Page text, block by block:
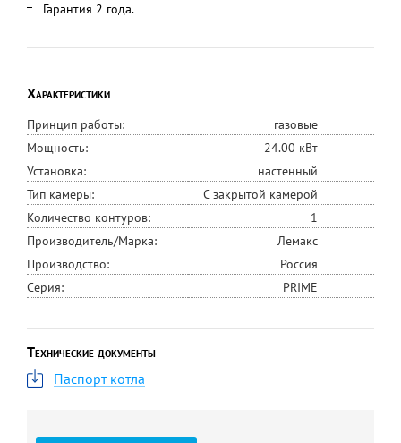
Гарантия 2 года.
Характеристики
Принцип работы:
газовые
Мощность:
24.00 кВт
Установка:
настенный
Тип камеры:
С закрытой камерой
Количество контуров:
1
Производитель/Марка:
Лемакс
Производство:
Россия
Серия:
PRIME
Технические документы
Паспорт котла